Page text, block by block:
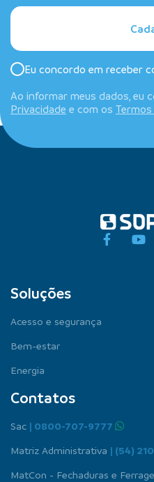
Eu concordo em receber
Ao informar meus dados, eu
Privacidade e com os
Soluções
Acesso e segurança
Bem-estar
Energia
Contatos
Sac | 0800-707-9777
Matriz Administrativa | (54)
MatCon - Fechaduras e